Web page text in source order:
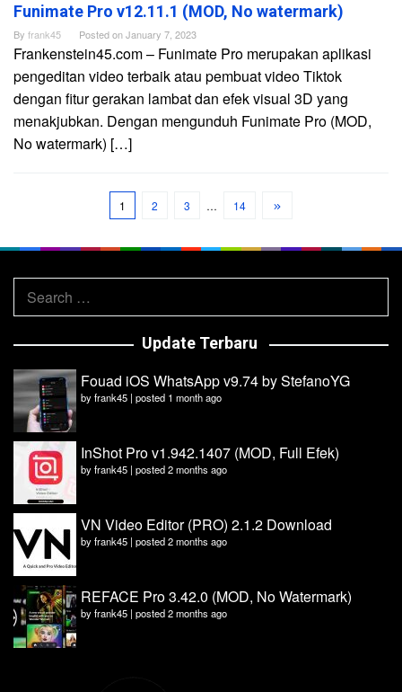
Funimate Pro v12.11.1 (MOD, No watermark)
By frank45 Posted onJanuary 7, 2023
Frankenstein45.com – Funimate Pro merupakan aplikasi
pengeditan video terbaik atau pembuat video Tiktok
dengan fitur gerakan lambat dan efek visual 3D yang
menakjubkan. Dengan mengunduh Funimate Pro (MOD,
No watermark) […]
1 2 3 … 14
Search
for:
Update Terbaru
Fouad iOS WhatsApp v9.74 by StefanoYG
byfrank45 | posted 1 month ago
InShot Pro v1.942.1407 (MOD, Full Efek)
byfrank45 | posted 2 months ago
VN Video Editor (PRO) 2.1.2 Download
byfrank45 | posted 2 months ago
REFACE Pro 3.42.0 (MOD, No Watermark)
byfrank45 | posted 2 months ago